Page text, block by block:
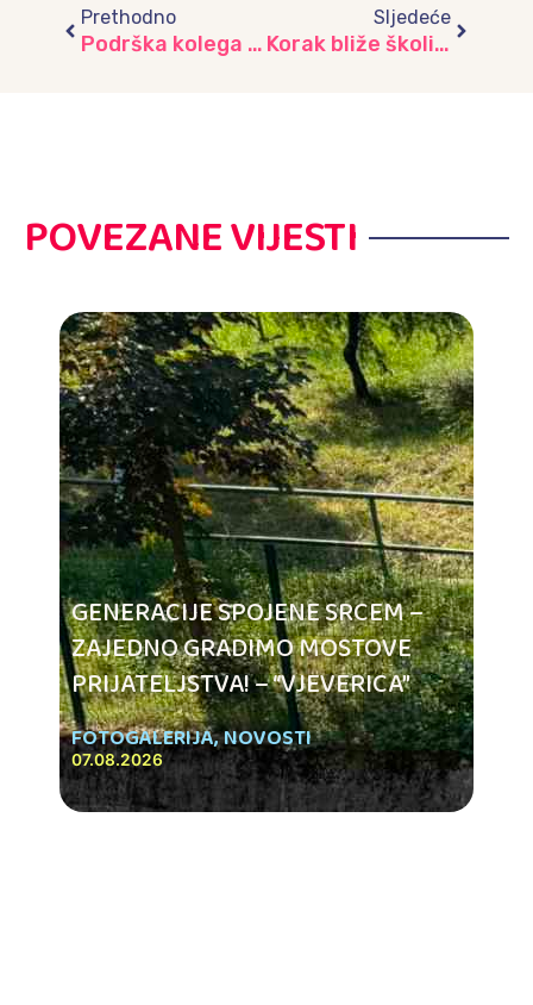
Prethodno
Podrška kolega za sretan početak rada vrtića „Ljubičica“
Sljedeće
Korak bliže školi – posjeta OŠ „Umihana Čuvidina“
POVEZANE VIJESTI
GENERACIJE SPOJENE SRCEM –
ZAJEDNO GRADIMO MOSTOVE
PRIJATELJSTVA! – “VJEVERICA”
FOTOGALERIJA,NOVOSTI
07.08.2026